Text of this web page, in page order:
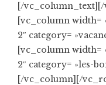
[/
[vc_column width=
2″ category=
[vc_column width=
2″ category= »les-
[/vc_column][/